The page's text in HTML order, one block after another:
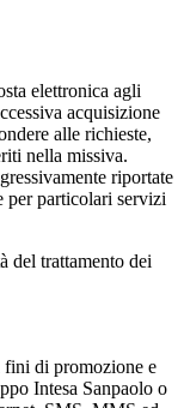
elettronica agli
acquisizione
alle richieste,
nella missiva.
riportate
per particolari servizi
del trattamento dei
fini di promozione e
Intesa Sanpaolo o